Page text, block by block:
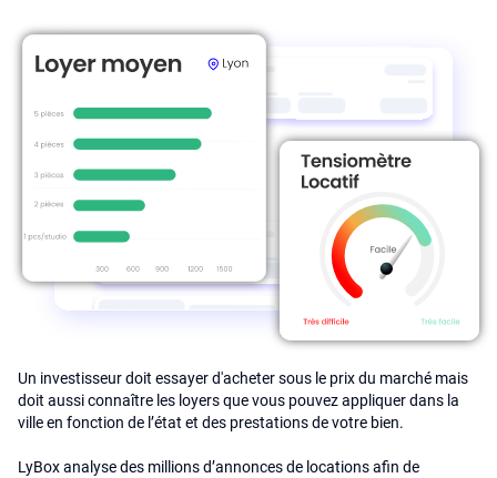
Un investisseur doit essayer d'acheter sous le prix du marché mais
doit aussi connaître les loyers que vous pouvez appliquer dans la
ville en fonction de l’état et des prestations de votre bien.
LyBox analyse des millions d’annonces de locations afin de